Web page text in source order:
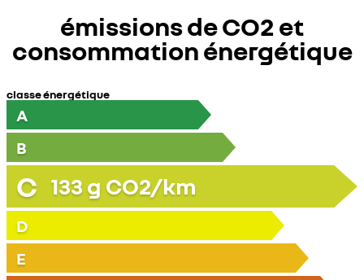
émissions de CO2 et
consommation énergétique
classe énergétique
A
B
C 133 g CO2/km
D
E